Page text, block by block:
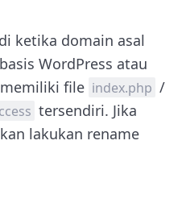
ketika domain asal
WordPress atau
file index.php /
tersendiri. Jika
lakukan rename